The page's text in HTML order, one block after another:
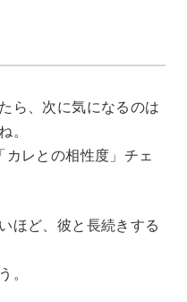
ら、次に気になるのは
。
レとの相性度」チェ
ほど、彼と長続きする
。